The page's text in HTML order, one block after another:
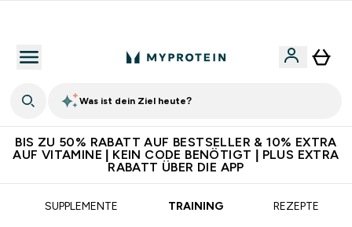
Was ist dein Ziel heute?
BIS ZU 50% RABATT AUF BESTSELLER & 10% EXTRA
AUF VITAMINE | KEIN CODE BENÖTIGT | PLUS EXTRA
RABATT ÜBER DIE APP
SUPPLEMENTE TRAINING REZEPTE